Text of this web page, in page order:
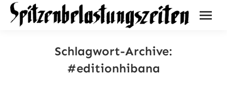
Schlagwort-Archive:
#editionhibana